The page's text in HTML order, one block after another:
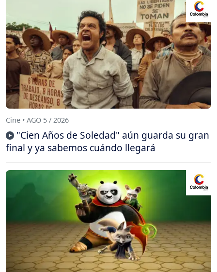
Cine • AGO 5 / 2026
"Cien Años de Soledad" aún guarda su gran
final y ya sabemos cuándo llegará